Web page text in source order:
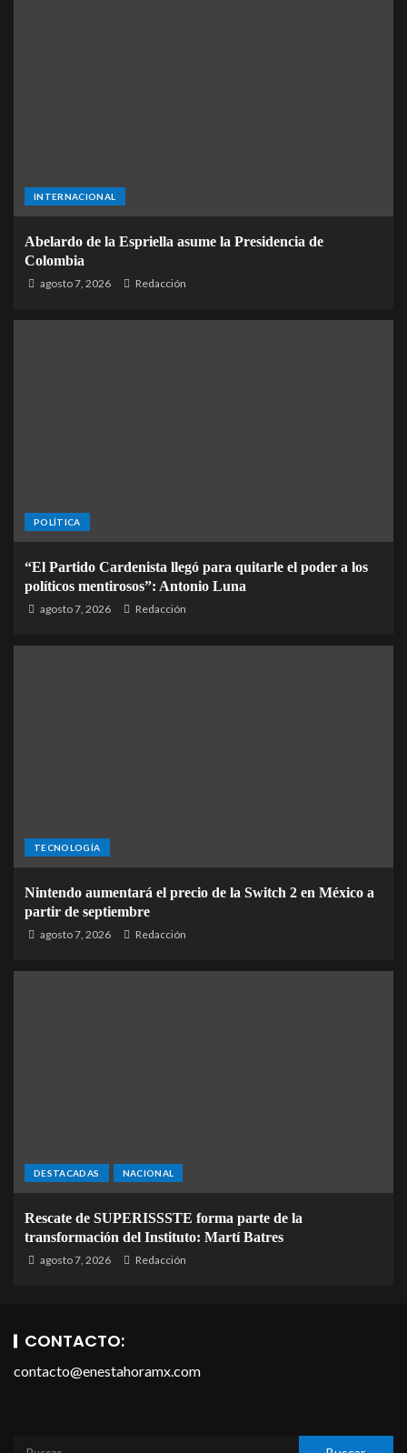
INTERNACIONAL
Abelardo de la Espriella asume la Presidencia de
Colombia
agosto 7, 2026 Redacción
POLÍTICA
“El Partido Cardenista llegó para quitarle el poder a los
políticos mentirosos”: Antonio Luna
agosto 7, 2026 Redacción
TECNOLOGÍA
Nintendo aumentará el precio de la Switch 2 en México a
partir de septiembre
agosto 7, 2026 Redacción
DESTACADAS NACIONAL
Rescate de SUPERISSSTE forma parte de la
transformación del Instituto: Martí Batres
agosto 7, 2026 Redacción
CONTACTO:
contacto@enestahoramx.com